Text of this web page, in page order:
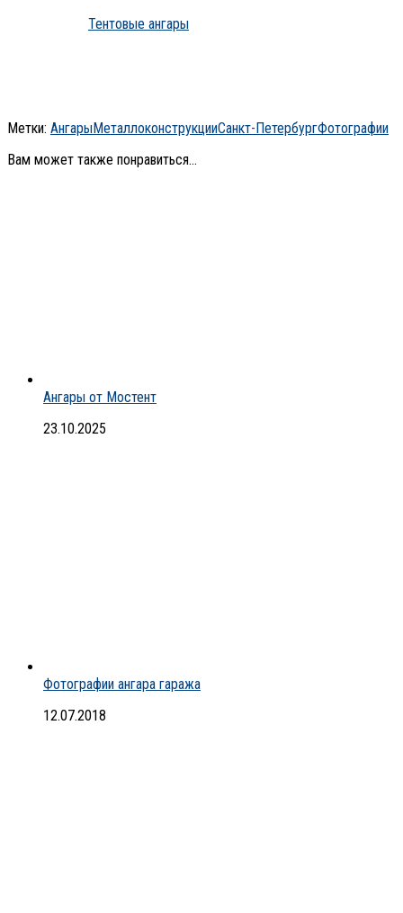
Тентовые ангары
Метки: АнгарыМеталлоконструкцииСанкт-ПетербургФотографии
Вам может также понравиться...
Ангары от Мостент
23.10.2025
Фотографии ангара гаража
12.07.2018